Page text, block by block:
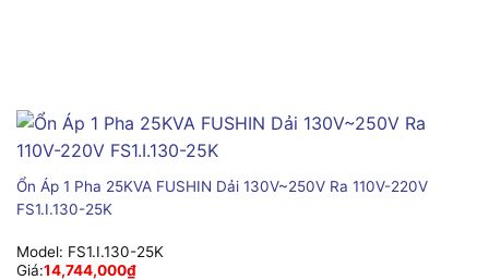
Ổn Áp 1 Pha 25KVA FUSHIN Dải 130V~250V Ra 110V-220V
FS1.I.130-25K
Model: FS1.I.130-25K
Giá:14,744,000₫